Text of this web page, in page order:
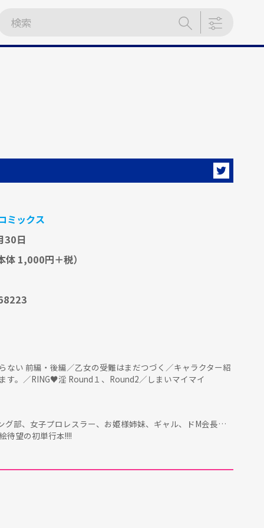
ミックス
30日
体 1,000円＋税）
い 前編・後編／乙女の受難はまだつづく／キャラクター紹
す。／RING♥淫 Round１、Round2／しまいマイマイ
部、女子プロレスラー、お姫様姉妹、ギャル、ドM会長…
望の初単行本!!!!